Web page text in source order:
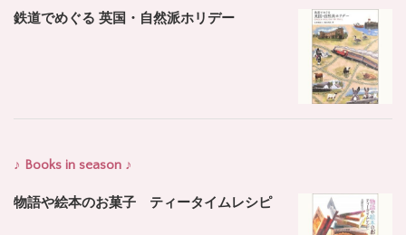
鉄道でめぐる 英国・自然派ホリデー
♪ Books in season ♪
物語や絵本のお菓子 ティータイムレシピ